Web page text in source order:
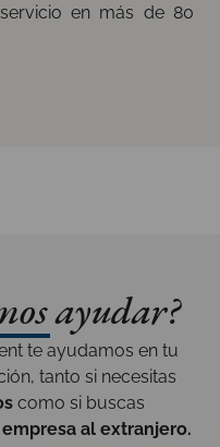
en más de 80
ayudar?
te ayudamos en tu
tanto si necesitas
como si buscas
al extranjero.